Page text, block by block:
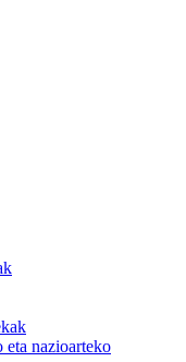
nazioarteko